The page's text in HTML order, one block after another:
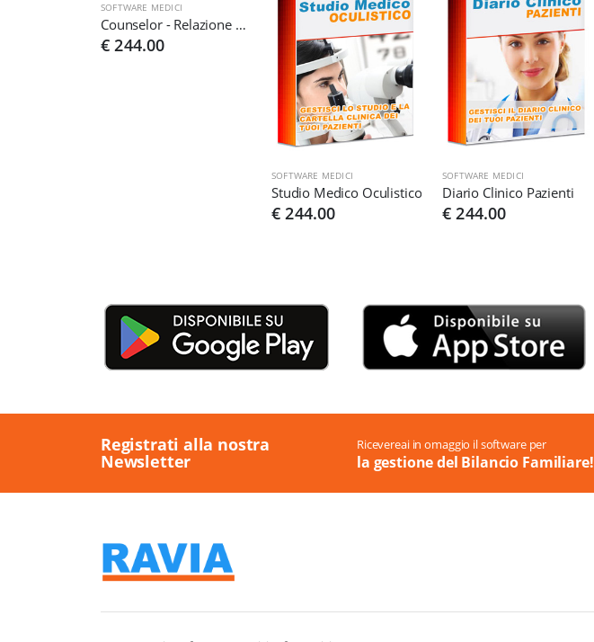
SOFTWARE MEDICI
Counselor - Relazione d'aiuto
€ 244.00
SOFTWARE MEDICI
Studio Medico Oculistico
€ 244.00
SOFTWARE MEDICI
Diario Clinico Pazienti
€ 244.00
Registrati alla nostra
Newsletter
Ricevereai in omaggio il software per
la gestione del Bilancio Familiare!